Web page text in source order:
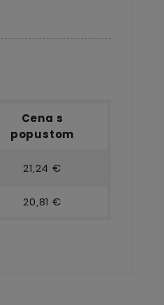
Cena s
popustom
21,24 €
20,81 €